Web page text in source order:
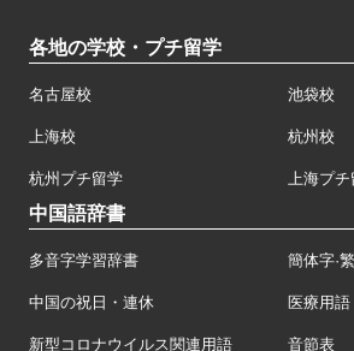
各地の学校・プチ留学
名古屋校 池袋校
上海校 杭州校
杭州プチ留学 上海プチ
中国語辞書
多音字学習辞書 簡体字·
中国の祝日・連休 医療用語
新型コロナウイルス関連用語 音節表